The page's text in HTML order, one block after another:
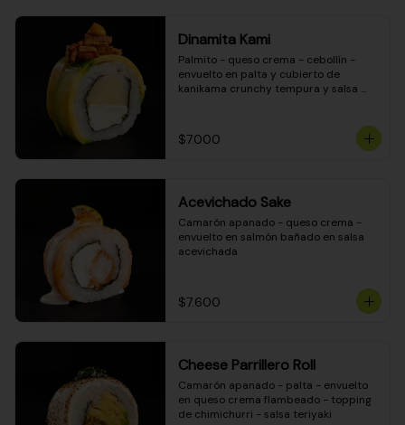
Dinamita Kami
Palmito - queso crema - cebollín -
envuelto en palta y cubierto de
kanikama crunchy tempura y salsa
$7.000
Acevichado Sake
Camarón apanado - queso crema -
envuelto en salmón bañado en salsa
acevichada
$7.600
Cheese Parrillero Roll
Camarón apanado - palta - envuelto
en queso crema flambeado - topping
de chimichurri - salsa teriyaki